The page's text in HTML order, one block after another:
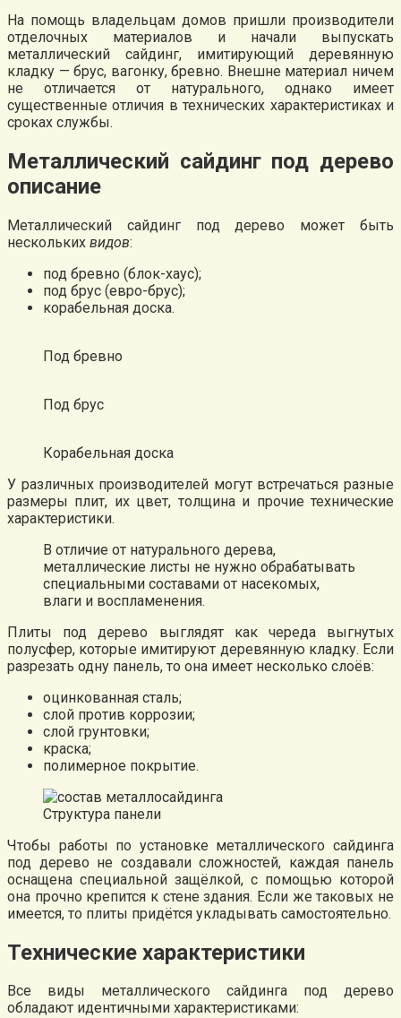
На помощь владельцам домов пришли производители
отделочных материалов и начали выпускать
металлический сайдинг, имитирующий деревянную
кладку — брус, вагонку, бревно. Внешне материал ничем
не отличается от натурального, однако имеет
существенные отличия в технических характеристиках и
сроках службы.
Металлический сайдинг под дерево
описание
Металлический сайдинг под дерево может быть
нескольких видов:
под бревно (блок-хаус);
под брус (евро-брус);
корабельная доска.
Под бревно
Под брус
Корабельная доска
У различных производителей могут встречаться разные
размеры плит, их цвет, толщина и прочие технические
характеристики.
В отличие от натурального дерева,
металлические листы не нужно обрабатывать
специальными составами от насекомых,
влаги и воспламенения.
Плиты под дерево выглядят как череда выгнутых
полусфер, которые имитируют деревянную кладку. Если
разрезать одну панель, то она имеет несколько слоёв:
оцинкованная сталь;
слой против коррозии;
слой грунтовки;
краска;
полимерное покрытие.
Структура панели
Чтобы работы по установке металлического сайдинга
под дерево не создавали сложностей, каждая панель
оснащена специальной защёлкой, с помощью которой
она прочно крепится к стене здания. Если же таковых не
имеется, то плиты придётся укладывать самостоятельно.
Технические характеристики
Все виды металлического сайдинга под дерево
обладают идентичными характеристиками: